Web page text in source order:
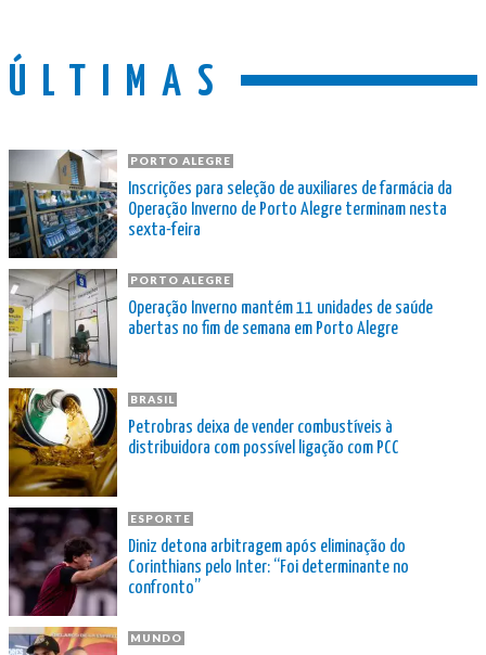
ÚLTIMAS
PORTO ALEGRE
Inscrições para seleção de auxiliares de farmácia da
Operação Inverno de Porto Alegre terminam nesta
sexta-feira
PORTO ALEGRE
Operação Inverno mantém 11 unidades de saúde
abertas no fim de semana em Porto Alegre
BRASIL
Petrobras deixa de vender combustíveis à
distribuidora com possível ligação com PCC
ESPORTE
Diniz detona arbitragem após eliminação do
Corinthians pelo Inter: “Foi determinante no
confronto”
MUNDO